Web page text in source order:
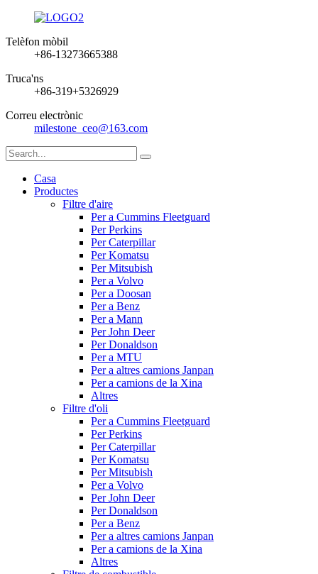
Telèfon mòbil
+86-13273665388
Truca'ns
+86-319+5326929
Correu electrònic
milestone_ceo@163.com
Casa
Productes
Filtre d'aire
Per a Cummins Fleetguard
Per Perkins
Per Caterpillar
Per Komatsu
Per Mitsubish
Per a Volvo
Per a Doosan
Per a Benz
Per a Mann
Per John Deer
Per Donaldson
Per a MTU
Per a altres camions Janpan
Per a camions de la Xina
Altres
Filtre d'oli
Per a Cummins Fleetguard
Per Perkins
Per Caterpillar
Per Komatsu
Per Mitsubish
Per a Volvo
Per John Deer
Per Donaldson
Per a Benz
Per a altres camions Janpan
Per a camions de la Xina
Altres